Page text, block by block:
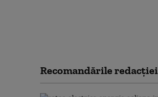
Recomandările redacţiei